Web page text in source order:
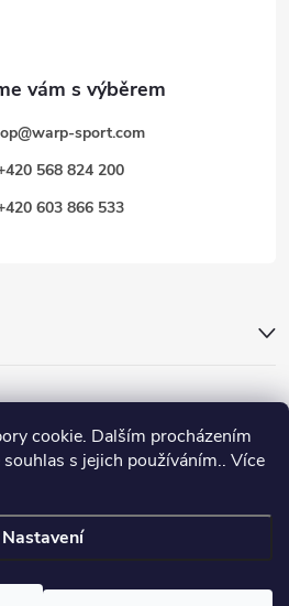
cookie. Dalším procházením
s jejich používáním.. Více
Nastavení
@warp-sport.com
568 824 200
603 866 533
. Všechna práva vyhrazena.